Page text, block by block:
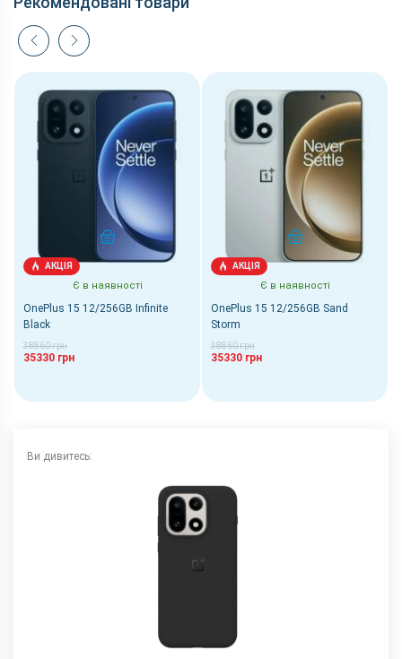
АКЦІЯ
Є в наявності
OnePlus 15 12/256GB Infinite
Black
38860 грн
35330 грн
КУПИТИ
АКЦІЯ
Є в наявності
OnePlus 15 12/256GB Sand
Storm
38860 грн
35330 грн
КУПИТИ
Ви дивитесь: